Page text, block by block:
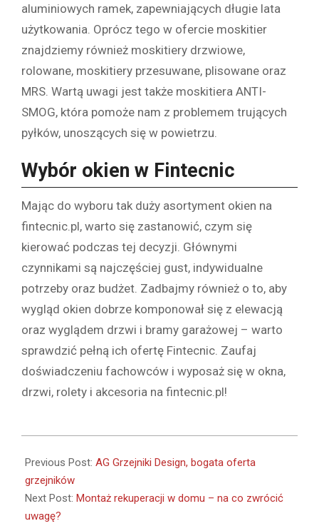
aluminiowych ramek, zapewniających długie lata
użytkowania. Oprócz tego w ofercie moskitier
znajdziemy również moskitiery drzwiowe,
rolowane, moskitiery przesuwane, plisowane oraz
MRS. Wartą uwagi jest także moskitiera ANTI-
SMOG, która pomoże nam z problemem trujących
pyłków, unoszących się w powietrzu.
Wybór okien w Fintecnic
Mając do wyboru tak duży asortyment okien na
fintecnic.pl, warto się zastanowić, czym się
kierować podczas tej decyzji. Głównymi
czynnikami są najczęściej gust, indywidualne
potrzeby oraz budżet. Zadbajmy również o to, aby
wygląd okien dobrze komponował się z elewacją
oraz wyglądem drzwi i bramy garażowej – warto
sprawdzić pełną ich ofertę Fintecnic. Zaufaj
doświadczeniu fachowców i wyposaż się w okna,
drzwi, rolety i akcesoria na fintecnic.pl!
06-
15
Previous Post: AG Grzejniki Design, bogata oferta
grzejników
Next Post: Montaż rekuperacji w domu – na co zwrócić
uwagę?